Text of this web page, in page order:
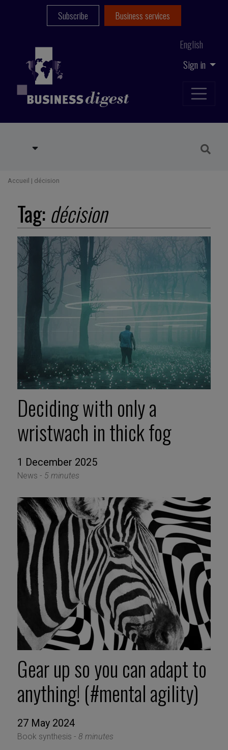
Sign in
English
Subscribe Business services
Accueil | décision
Tag: décision
Deciding with only a
wristwach in thick fog
1 December 2025
News - 5 minutes
Gear up so you can adapt to
anything! (#mental agility)
27 May 2024
Book synthesis - 8 minutes